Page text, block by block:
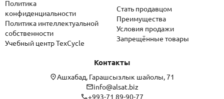
Политика
конфиденциальности
Политика интеллектуальной
собственности
Учебный центр TexCycle
Стать продавцом
Преимущества
Условия продажи
Запрещённые товары
Контакты
Ашхабад, Гарашсызлык шайолы, 71
info@alsat.biz
+993-71 89-90-77